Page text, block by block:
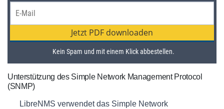
Unterstützung des Simple Network Management Protocol
(SNMP)
LibreNMS verwendet das Simple Network